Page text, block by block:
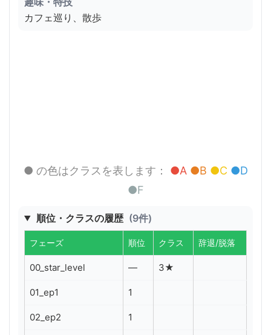
カフェ巡り、散歩
● の色はクラスを表します： ●A ●B ●C ●D
●F
順位・クラスの履歴 (9件)
フェーズ 順位 クラス 辞退/脱落
00_star_level — 3★
01_ep1 1
02_ep2 1